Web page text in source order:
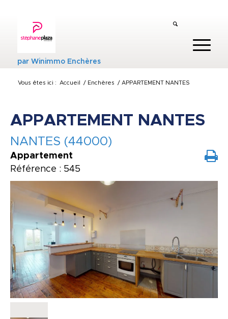
parWinimmo Enchères
Vous êtes ici : Accueil / Enchères / APPARTEMENT NANTES
APPARTEMENT NANTES
NANTES (44000)
Appartement
Référence : 545